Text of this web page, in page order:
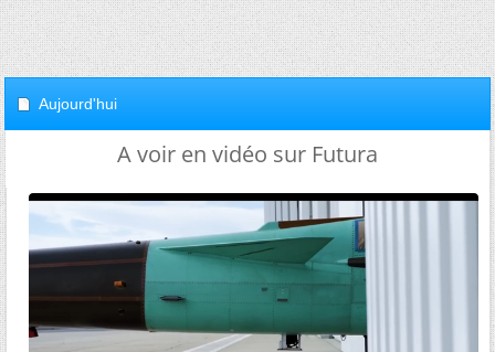
Aujourd'hui
A voir en vidéo sur Futura